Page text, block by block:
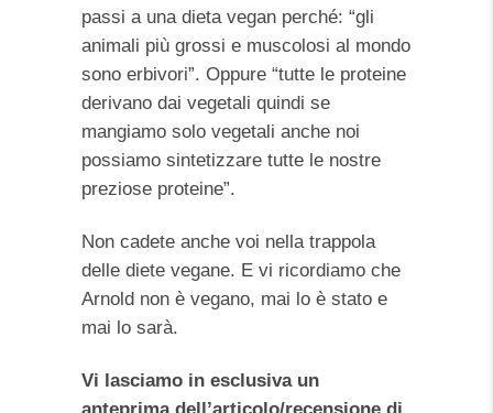
passi a una dieta vegan perché: “gli
animali più grossi e muscolosi al mondo
sono erbivori”. Oppure “tutte le proteine
derivano dai vegetali quindi se
mangiamo solo vegetali anche noi
possiamo sintetizzare tutte le nostre
preziose proteine”.
Non cadete anche voi nella trappola
delle diete vegane. E vi ricordiamo che
Arnold non è vegano, mai lo è stato e
mai lo sarà.
Vi lasciamo in esclusiva un